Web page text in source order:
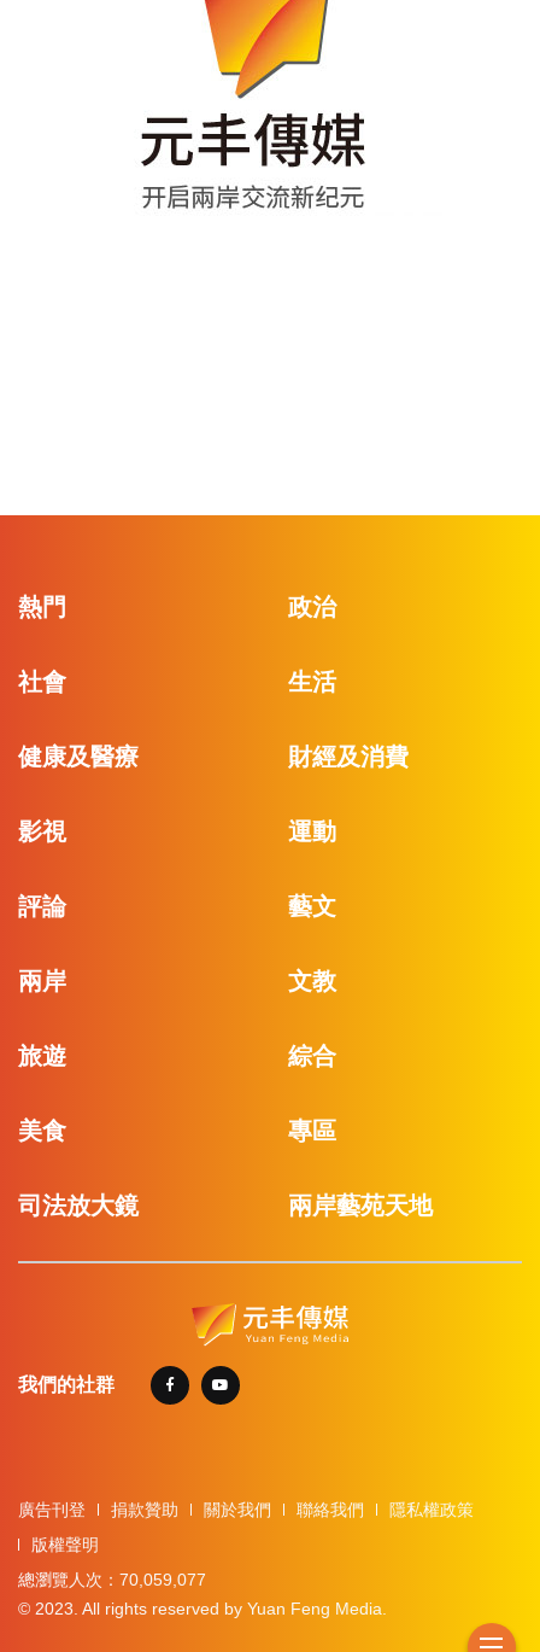
熱門 政治
社會 生活
健康及醫療 財經及消費
影視 運動
評論 藝文
兩岸 文教
旅遊 綜合
美食 專區
司法放大鏡 兩岸藝苑天地
我們的社群
廣告刊登 捐款贊助 關於我們 聯絡我們
隱私權政策
版權聲明
總瀏覽人次：70,059,077
© 2023. All rights reserved by Yuan Feng Media.